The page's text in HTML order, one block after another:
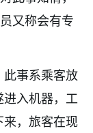
又称会有专
此事系乘客放
入机器，工
，旅客在现